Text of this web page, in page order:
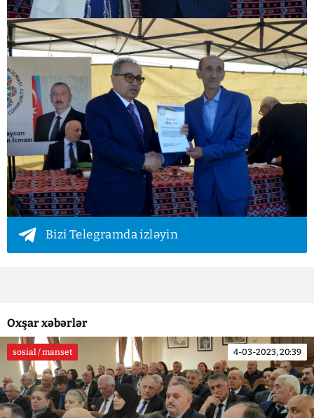
Bizi Telegramda izləyin
Oxşar xəbərlər
sosial / manset 4-03-2023, 20:39